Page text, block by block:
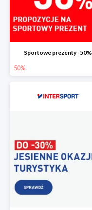
Sportowe prezenty -50%
50%